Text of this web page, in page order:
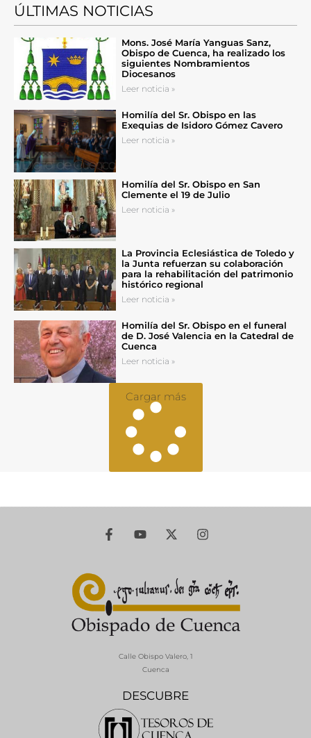
ÚLTIMAS NOTICIAS
Mons. José María Yanguas Sanz,
Obispo de Cuenca, ha realizado los
siguientes Nombramientos
Diocesanos
Leer noticia »
Homilía del Sr. Obispo en las
Exequias de Isidoro Gómez Cavero
Leer noticia »
Homilía del Sr. Obispo en San
Clemente el 19 de Julio
Leer noticia »
La Provincia Eclesiástica de Toledo y
la Junta refuerzan su colaboración
para la rehabilitación del patrimonio
histórico regional
Leer noticia »
Homilía del Sr. Obispo en el funeral
de D. José Valencia en la Catedral de
Cuenca
Leer noticia »
Cargar más
DESCUBRE
Calle Obispo Valero, 1
Cuenca